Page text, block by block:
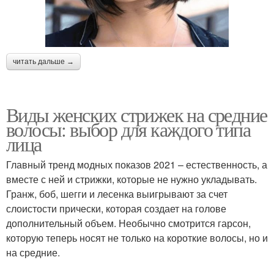
читать дальше →
Виды женских стрижек на средние
волосы: выбор для каждого типа
лица
Главный тренд модных показов 2021 – естественность, а
вместе с ней и стрижки, которые не нужно укладывать.
Гранж, боб, шегги и лесенка выигрывают за счет
слоистости прически, которая создает на голове
дополнительный объем. Необычно смотрится гарсон,
которую теперь носят не только на короткие волосы, но и
на средние.